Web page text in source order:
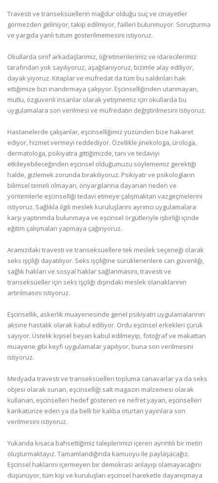
Travesti ve transeksüellerin mağdur olduğu suç ve cinayetler
görmezden geliniyor, takip edilmiyor, failleri bulunmuyor. Soruşturma
ve yargıda yanlı tutum gösterilmemesini istiyoruz.
Okullarda sınıf arkadaşlarımız, öğretmenlerimiz ve idarecilerimiz
tarafından yok sayılıyoruz, aşağılanıyoruz, bizimle alay ediliyor,
dayak yiyoruz. Kitaplar ve müfredat da tüm bu saldırıları hak
ettiğimize bizi inandırmaya çalışıyor. Eşcinselliğinden utanmayan,
mutlu, özgüvenli insanlar olarak yetişmemiz için okullarda bu
uygulamalara son verilmesi ve müfredatın değiştirilmesini istiyoruz.
Hastanelerde çalışanlar, eşcinselliğimiz yüzünden bize hakaret
ediyor, hizmet vermeyi reddediyor. Özellikle jinekologa, ürologa,
dermatologa, psikiyatra gittiğimizde, tanı ve tedaviyi
etkileyebileceğinden eşcinsel olduğumuzu söylememiz gerektiği
halde, gizlemek zorunda bırakılıyoruz. Psikiyatr ve psikologların
bilimsel temeli olmayan, önyargılarına dayanan neden ve
yöntemlerle eşcinselliği tedavi etmeye çalışmaktan vazgeçmelerini
istiyoruz. Sağlıkla ilgili meslek kuruluşlarını ayrımcı uygulamalara
karşı yaptırımda bulunmaya ve eşcinsel örgütleriyle işbirliği içinde
eğitim çalışmaları yapmaya çağırıyoruz.
Aramızdaki travesti ve transeksüellere tek meslek seçeneği olarak
seks işçiliği dayatılıyor. Seks işçiliğine sürüklenenlere can güvenliği,
sağlık hakları ve sosyal haklar sağlanmasını, travesti ve
transeksüeller için seks işçiliği dışındaki meslek olanaklarının
artırılmasını istiyoruz.
Eşcinsellik, askerlik muayenesinde genel psikiyatri uygulamalarının
aksine hastalık olarak kabul ediliyor. Ordu eşcinsel erkekleri çürük
sayıyor. Üstelik kişisel beyan kabul edilmeyip, fotoğraf ve makattan
muayene gibi keyfi uygulamalar yapılıyor, buna son verilmesini
istiyoruz.
Medyada travesti ve transeksüelleri topluma canavarlar ya da seks
objesi olarak sunan, eşcinselliği salt magazin malzemesi olarak
kullanan, eşcinselleri hedef gösteren ve nefret yayan, eşcinselleri
karikatürize eden ya da belli bir kalıba oturtan yayınlara son
verilmesini istiyoruz.
Yukarıda kısaca bahsettiğimiz taleplerimizi içeren ayrıntılı bir metin
oluşturmaktayız. Tamamlandığında kamuoyu ile paylaşacağız.
Eşcinsel haklarını içermeyen bir demokrasi anlayışı olamayacağını
düşünüyor, tüm kişi ve kuruluşları eşcinsel hareketle dayanışmaya